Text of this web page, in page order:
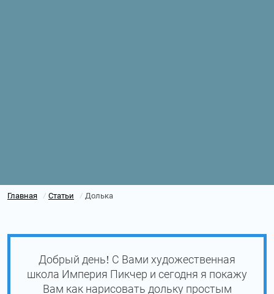
Главная / Статьи / Долька
Добрый день! С Вами художественная
школа Империя Пикчер и сегодня я покажу
Вам как нарисовать дольку простым